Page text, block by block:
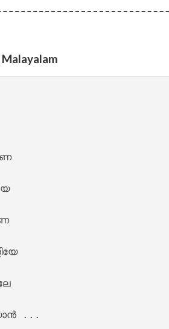
Thekkan Thallu Case [2022]
Lyrics – Sita Ramam [2022]
...